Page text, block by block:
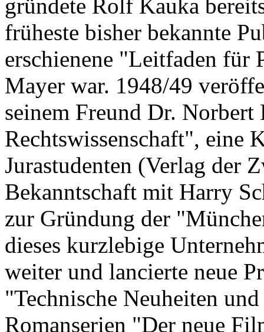
gründete Rolf Kauka
früheste bisher bekannte
erschienene "Leitfaden für
Mayer war. 1948/49
seinem Freund Dr.
Rechtswissenschaft", eine
Jurastudenten (Verlag der
Bekanntschaft mit Harry
zur Gründung der
dieses kurzlebige
weiter und lancierte neue
"Technische Neuheiten
Romanserien "Der neue